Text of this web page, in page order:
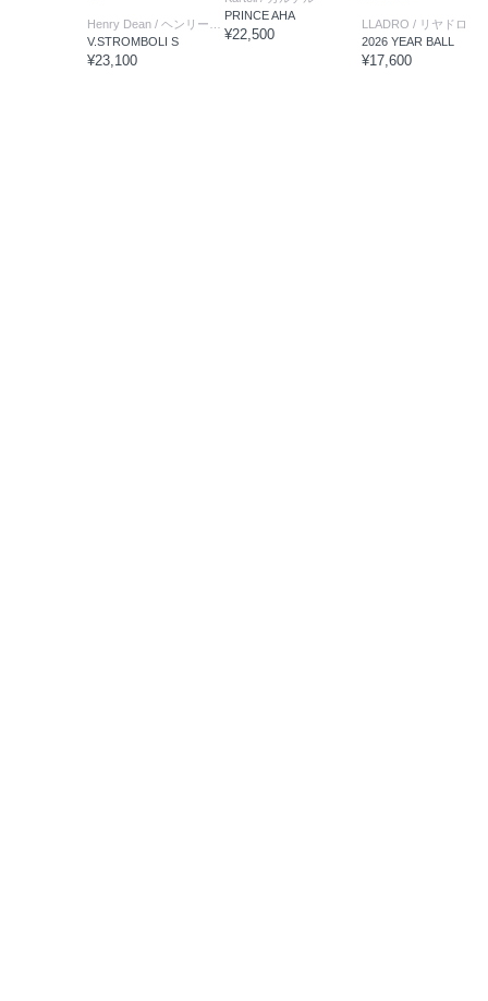
Henry Dean / ヘンリーディーン
V.STROMBOLI S
¥23,100
PRINCE AHA
¥22,500
LLADRO / リヤドロ
2026 YEAR BALL
¥17,600